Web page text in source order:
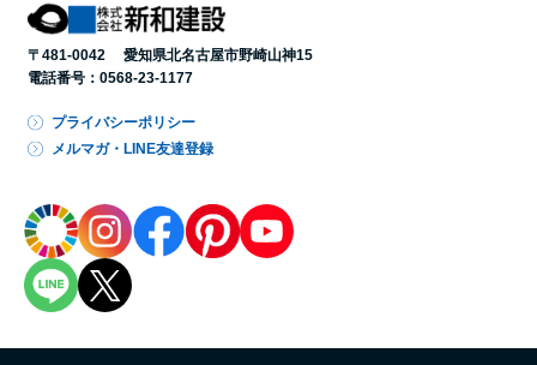
〒481-0042 愛知県北名古屋市野崎山神15
電話番号： 0568-23-1177
プライバシーポリシー
メルマガ・LINE友達登録